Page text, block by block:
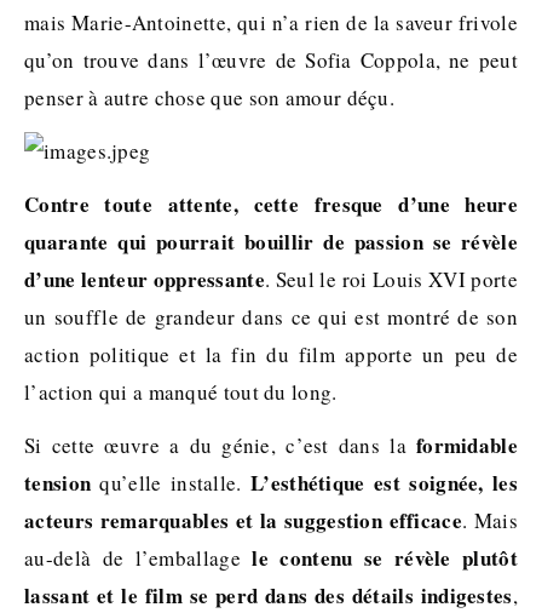
mais Marie-Antoinette, qui n’a rien de la saveur frivole
qu’on trouve dans l’œuvre de Sofia Coppola, ne peut
penser à autre chose que son amour déçu.
Contre toute attente, cette fresque d’une heure
quarante qui pourrait bouillir de passion se révèle
d’une lenteur oppressante. Seul le roi Louis XVI porte
un souffle de grandeur dans ce qui est montré de son
action politique et la fin du film apporte un peu de
l’action qui a manqué tout du long.
Si cette œuvre a du génie, c’est dans la formidable
tension qu’elle installe.L’esthétique est soignée, les
acteurs remarquables et la suggestion efficace. Mais
au-delà de l’emballagele contenu se révèle plutôt
lassant et le film se perd dans des détails indigestes,